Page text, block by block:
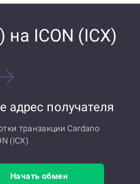
ICON (ICX)
адрес получателя
транзакции Cardano
(ICX).
Начать обмен